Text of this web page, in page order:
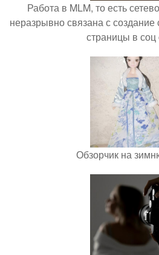
Работа в MLM, то есть
неразрывно связана с создание
страницы в соц
Обзорчик на